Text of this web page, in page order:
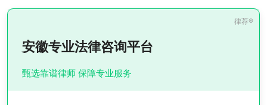
安徽专业法律咨询平台
甄选靠谱律师 保障专业服务